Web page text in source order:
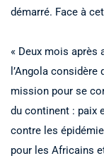
démarré. Face à
« Deux mois après
l’Angola
mission pour se
du continent : paix
contre les
pour les Africains